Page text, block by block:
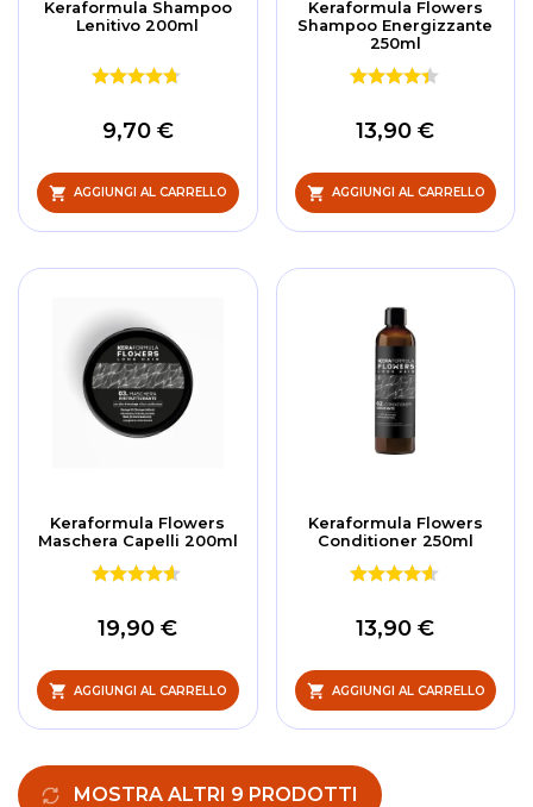
Keraformula Shampoo
Lenitivo 200ml
9,70 €
AGGIUNGI AL CARRELLO
Keraformula Flowers
Shampoo Energizzante
250ml
13,90 €
AGGIUNGI AL CARRELLO
Keraformula Flowers
Maschera Capelli 200ml
19,90 €
AGGIUNGI AL CARRELLO
Keraformula Flowers
Conditioner 250ml
13,90 €
AGGIUNGI AL CARRELLO
MOSTRA ALTRI 9 PRODOTTI